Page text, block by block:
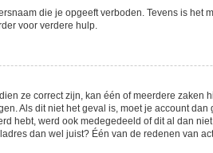
die je opgeeft verboden. Tevens is
voor verdere hulp.
ze correct zijn, kan één of meerdere
Als dit niet het geval is, moet je account
hebt, werd ook medegedeeld of dit al dan
dan wel juist? Één van de redenen van